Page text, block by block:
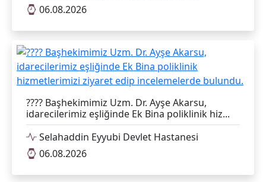
06.08.2026
???? Başhekimimiz Uzm. Dr. Ayşe Akarsu,
idarecilerimiz eşliğinde Ek Bina poliklinik hiz...
Selahaddin Eyyubi Devlet Hastanesi
06.08.2026